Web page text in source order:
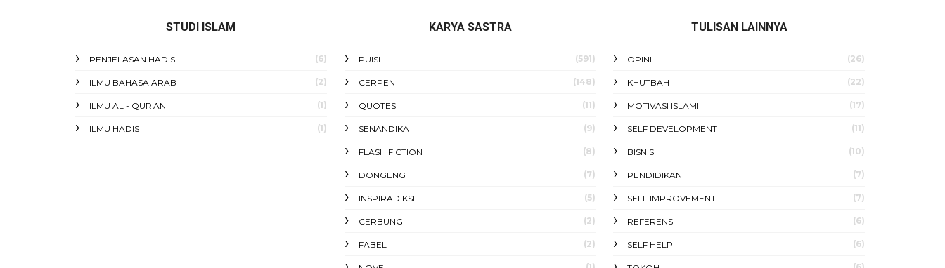
STUDI ISLAM
PENJELASAN HADIS (6)
ILMU BAHASA ARAB (2)
ILMU AL - QUR'AN (1)
ILMU HADIS (1)
KARYA SASTRA
PUISI (591)
CERPEN (148)
QUOTES (11)
SENANDIKA (9)
FLASH FICTION (8)
DONGENG (7)
INSPIRADIKSI (5)
CERBUNG (2)
FABEL (2)
TULISAN LAINNYA
OPINI (26)
KHUTBAH (22)
MOTIVASI ISLAMI (17)
SELF DEVELOPMENT (11)
BISNIS (10)
PENDIDIKAN (7)
SELF IMPROVEMENT (7)
REFERENSI (6)
SELF HELP (6)